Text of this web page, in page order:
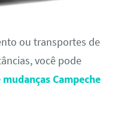
ou transportes de
você pode
mudanças Campeche